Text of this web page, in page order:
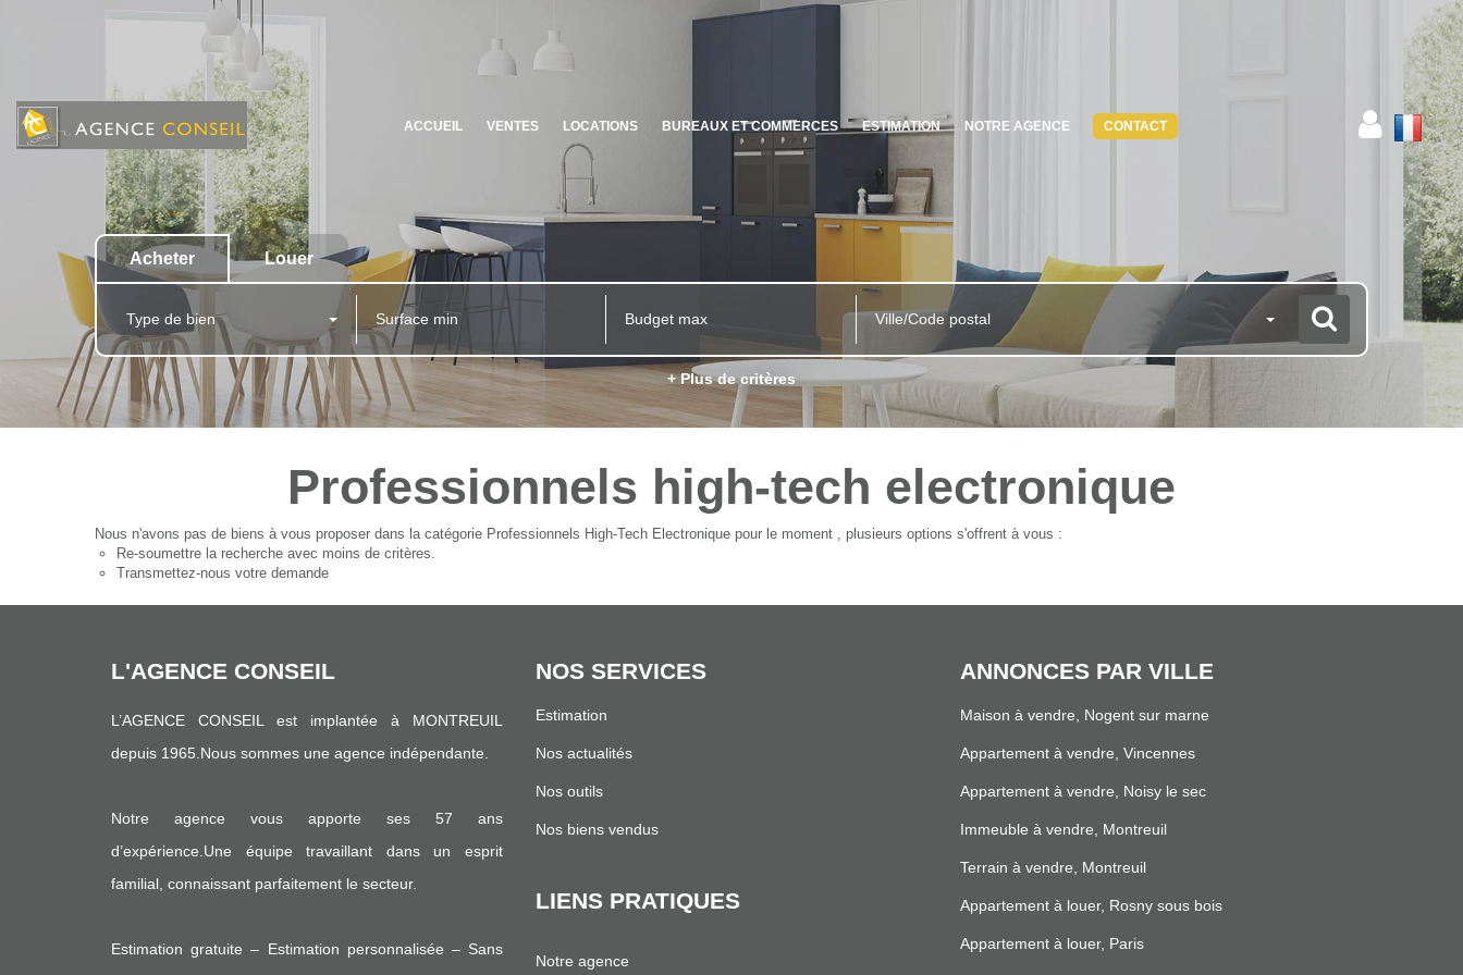
ACCUEIL VENTES LOCATIONS BUREAUX ET COMMERCES ESTIMATION NOTRE AGENCE CONTACT
Acheter Louer
Type de bien Ville/Code postal
+ Plus de critères
Professionnels high-tech electronique
Nous n'avons pas de biens à vous proposer dans la catégorie Professionnels High-Tech Electronique pour le moment , plusieurs options s'offrent à vous :
Re-soumettre la recherche avec moins de critères.
Transmettez-nous votre demande
L'AGENCE CONSEIL
L’AGENCE CONSEIL est implantée à MONTREUIL
depuis 1965.Nous sommes une agence indépendante.
Notre agence vous apporte ses 57 ans
d’expérience.Une équipe travaillant dans un esprit
familial, connaissant parfaitement le secteur.
Estimation gratuite – Estimation personnalisée – Sans
NOS SERVICES
Estimation
Nos actualités
Nos outils
Nos biens vendus
LIENS PRATIQUES
Notre agence
ANNONCES PAR VILLE
Maison à vendre, Nogent sur marne
Appartement à vendre, Vincennes
Appartement à vendre, Noisy le sec
Immeuble à vendre, Montreuil
Terrain à vendre, Montreuil
Appartement à louer, Rosny sous bois
Appartement à louer, Paris